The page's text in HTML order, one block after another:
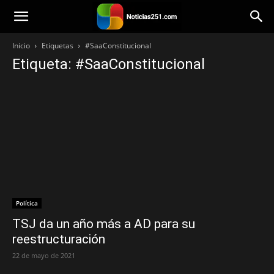
Noticias251
Inicio Etiquetas #SaaConstitucional
Etiqueta: #SaaConstitucional
Política
TSJ da un año más a AD para su
reestructuración
22 de mayo de 2021